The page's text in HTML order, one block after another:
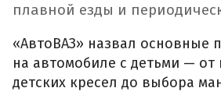
плавной езды и
«АвтоВАЗ» назвал основные
на автомобиле с детьми — от
детских кресел до выбора